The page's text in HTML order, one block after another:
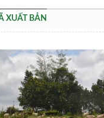
XUẤT BẢN